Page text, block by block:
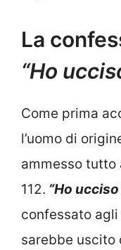
La
“Ho
Come prima
l’uomo di
ammesso tutto
112. “Ho ucciso
confessato
sarebbe uscito